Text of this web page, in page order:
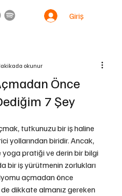
Giriş
Önce
7 Şey
okunur
tutkunuzu bir iş haline
yollarından biridir. Ancak,
yoga pratiği ve derin bir bilgi
bir iş yürütmenin zorlukları
açmadan önce
dikkate almanız gereken